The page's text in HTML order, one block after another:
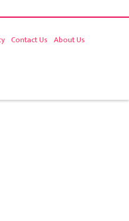
Contact Us About Us